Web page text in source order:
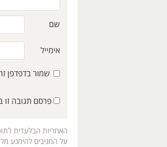
שם
אימייל
שמור בדפדפן
פרסם תגובה זו
האחריות הבלעדית
על המגיבים להימנע